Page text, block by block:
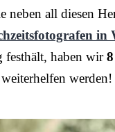
neben all diesen
in
festhält, haben wir
werden!